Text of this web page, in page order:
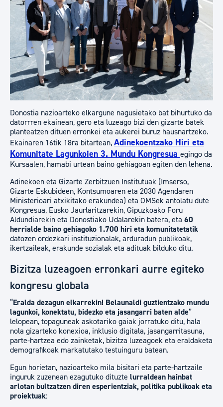
​​​​Donostia nazioarteko elkargune nagusietako bat bihurtuko da
datorrren ekainean, gero eta luzeago bizi den gizarte batek
planteatzen dituen erronkei eta aukerei buruz hausnartzeko.
Ekainaren 16tik 18ra bitartean, Adinekoentzako Hiri eta
Komunitate Lagunkoien 3. Mundu Kongresua egingo da
Kursaalen, hamabi urtean baino gehiagoan egiten den lehena.
Adinekoen eta Gizarte Zerbitzuen Institutuak (Imserso,
Gizarte Eskubideen, Kontsumoaren eta 2030 Agendaren
Ministerioari atxikitako erakundea) eta OMSek antolatu dute
Kongresua, Eusko Jaurlaritzarekin, Gipuzkoako Foru
Aldundiarekin eta Donostiako Udalarekin batera, eta 60
herrialde baino gehiagoko 1.700 hiri eta komunitatetatik
datozen ordezkari instituzionalak, arduradun publikoak,
ikertzaileak, erakunde sozialak eta adituak bilduko ditu.
Bizitza luzeagoen erronkari aurre egiteko
kongresu globala
“Eralda dezagun elkarrekin! Belaunaldi guztientzako mundu
lagunkoi, konektatu, bidezko eta jasangarri baten alde”
lelopean, topaguneak askotariko gaiak jorratuko ditu, hala
nola gizarteko konexioa, inklusio digitala, jasangarritasuna,
parte-hartzea edo zainketak, bizitza luzeagoek eta eraldaketa
demografikoak markatutako testuinguru batean.
Egun horietan, nazioarteko mila bisitari eta parte-hartzaile
inguruk zuzenean ezagutuko dituzte lurraldean hainbat
arlotan bultzatzen diren esperientziak, politika publikoak eta
proiektuak: